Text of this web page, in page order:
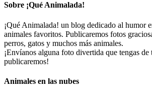
Sobre ¡Qué Animalada!
¡Qué Animalada! un blog dedicado al humor
animales favoritos. Publicaremos fotos
perros, gatos y muchos más animales.
¡Envíanos alguna foto divertida que tengas de
publicaremos!
Animales en las nubes